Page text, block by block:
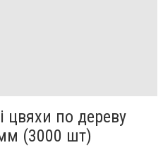
цвяхи по дереву
(3000 шт)